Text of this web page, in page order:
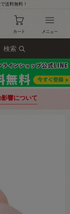
送料無料！
検索
影響について